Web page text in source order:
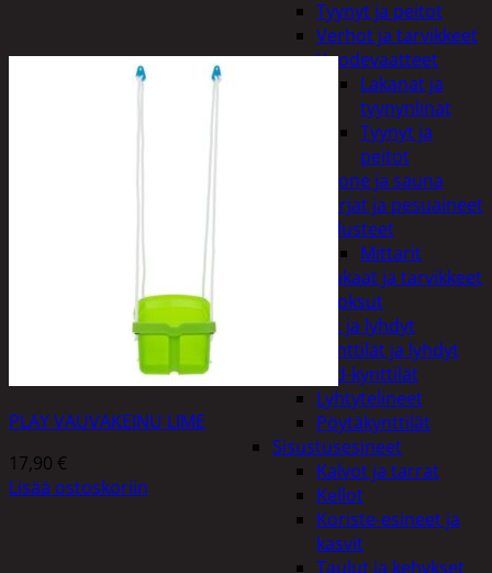
Tyynyt ja peitot
Verhot ja tarvikkeet
Vuodevaatteet
Lakanat ja
tyynynlinat
Tyynyt ja
peitot
Kylpyhuone ja sauna
Harjat ja pesuaineet
Kalusteet
Mittarit
Kiukaat ja tarvikkeet
Tuoksut
Kynttilät ja lyhdyt
Kynttilät ja lyhdyt
Led-kynttilät
Lyhtytelineet
Pöytäkynttilät
Sisustusesineet
Kalvot ja tarrat
Kellot
Koriste-esineet ja
kasvit
Taulut ja kehykset
PLAY VAUVAKEINU LIME
17,90 €
Lisää ostoskoriin